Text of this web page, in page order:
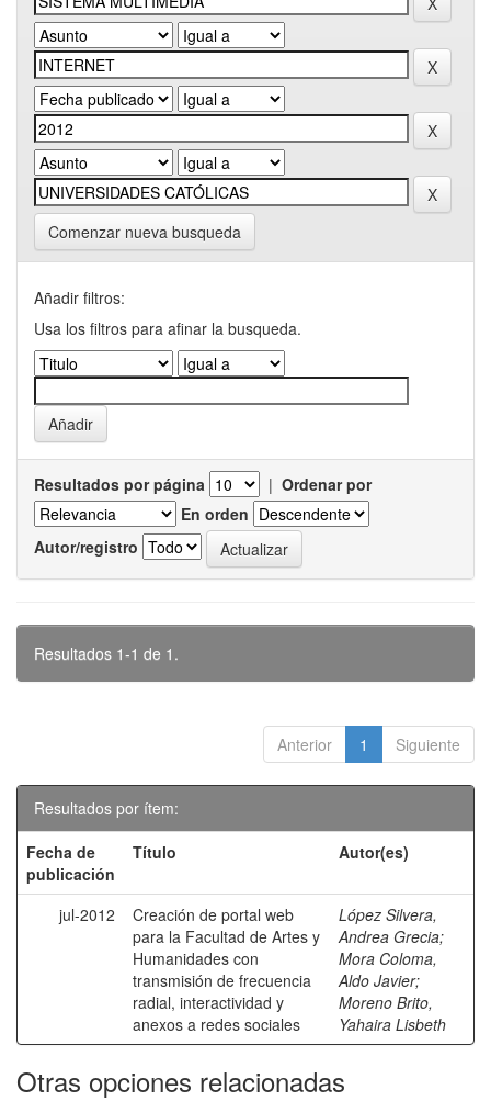
Comenzar nueva busqueda
Añadir filtros:
Usa los filtros para afinar la busqueda.
Resultados por página | Ordenar por
En orden
Autor/registro
Resultados 1-1 de 1.
Anterior 1 Siguiente
Resultados por ítem:
Fecha de
publicación
Título Autor(es)
jul-2012
Creación de portal web
para la Facultad de Artes y
Humanidades con
transmisión de frecuencia
radial, interactividad y
anexos a redes sociales
López Silvera,
Andrea Grecia;
Mora Coloma,
Aldo Javier;
Moreno Brito,
Yahaira Lisbeth
Otras opciones relacionadas